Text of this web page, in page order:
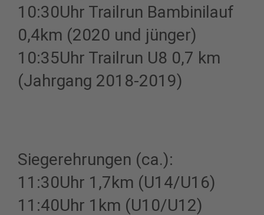
10:30Uhr Trailrun Bambinilauf
0,4km (2020 und jünger)
10:35Uhr Trailrun U8 0,7 km
(Jahrgang 2018-2019)
Siegerehrungen (ca.):
11:30Uhr 1,7km (U14/U16)
11:40Uhr 1km (U10/U12)